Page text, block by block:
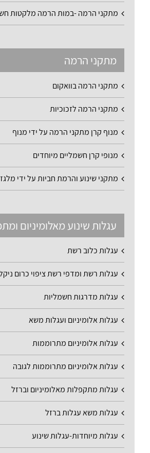
מתקני הרמה -במות הרמה מלקטות
מתקני הרמה
מתקני הרמה בוואקום
מתקני הרמה לזכוכיות
מנוף קרן מתקני הרמה על ידי מנוף
מנופי קרן חשמליים מיוחדים
מתקני שינוע והרמת חביות על ידי
עגלות שינוע מאלומיניום
עגלות כלוב רשת
עגלות רשת ומדפי רשת ציפוי כרום
עגלות מדרגות חשמליות
עגלות אלומיניום ועגלות משא
עגלות אלומיניום מתרוממות
עגלות אלומיניום מתרוממות לגובה
עגלות מתקפלות מאלומיניום וברזל
עגלות משא עגלות ברזל
עגלות מיוחדות-עגלות שינוע